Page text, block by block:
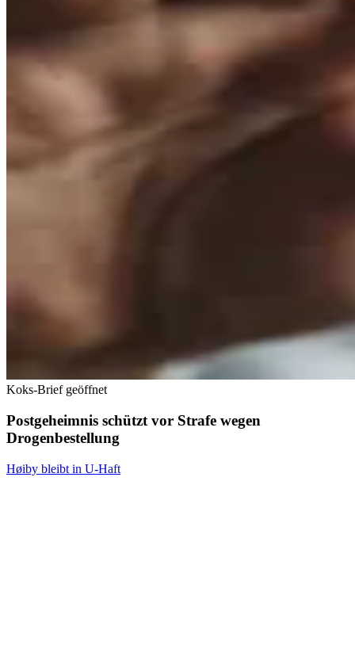
Koks-Brief geöffnet
Postgeheimnis schützt vor Strafe wegen
Drogenbestellung
Høiby bleibt in U-Haft